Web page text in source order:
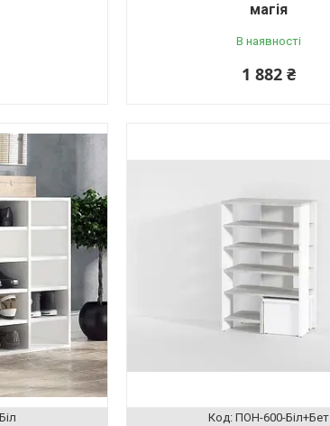
магія
В наявності
1 882 ₴
ПОН-600-Біл+Бет